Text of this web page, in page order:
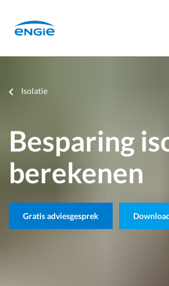
mainZoeken
de
Je
Isolatie
Besparing
berekenen
Gratis adviesgesprek